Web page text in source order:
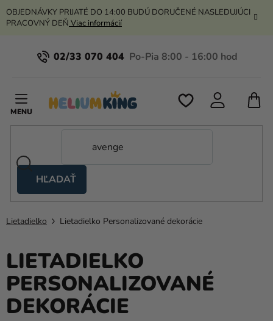
Prejsť
na
OBJEDNÁVKY PRIJATÉ DO 14:00 BUDÚ DORUČENÉ NASLEDUJÚCI
PRACOVNÝ DEŇ Viac informácií
02/33 070 404
HĽADAŤ
stany
Kanekalon
Hélium
a
balóny
Svadba
Lietadielko Lietadielko Personalizované dekorácie
LIETADIELKO
PERSONALIZOVANÉ
DEKORÁCIE